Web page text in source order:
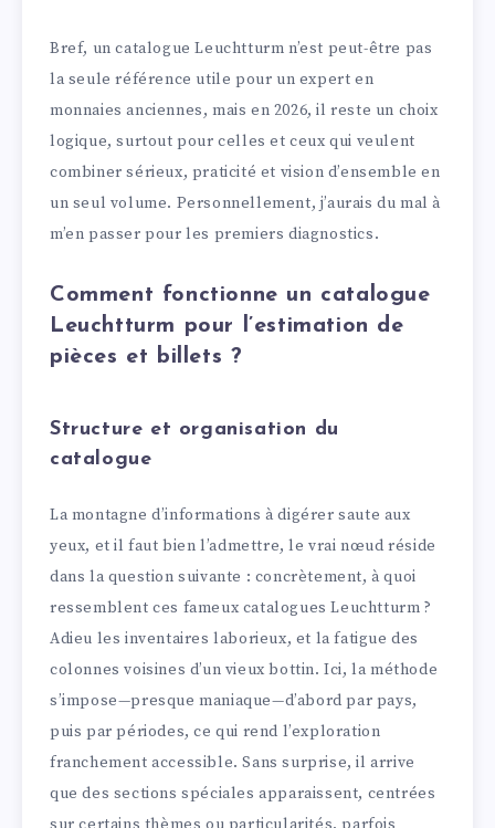
Bref, un catalogue Leuchtturm n’est peut-être pas
la seule référence utile pour un expert en
monnaies anciennes, mais en 2026, il reste un choix
logique, surtout pour celles et ceux qui veulent
combiner sérieux, praticité et vision d’ensemble en
un seul volume. Personnellement, j’aurais du mal à
m’en passer pour les premiers diagnostics.
Comment fonctionne un catalogue
Leuchtturm pour l’estimation de
pièces et billets ?
Structure et organisation du
catalogue
La montagne d’informations à digérer saute aux
yeux, et il faut bien l’admettre, le vrai nœud réside
dans la question suivante : concrètement, à quoi
ressemblent ces fameux catalogues Leuchtturm ?
Adieu les inventaires laborieux, et la fatigue des
colonnes voisines d’un vieux bottin. Ici, la méthode
s’impose—presque maniaque—d’abord par pays,
puis par périodes, ce qui rend l’exploration
franchement accessible. Sans surprise, il arrive
que des sections spéciales apparaissent, centrées